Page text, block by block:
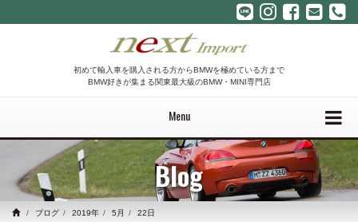
初めて輸入車を購入される方からBMWを極めている方まで
BMW好きが集まる関東最大級のBMW・MINI専門店
Menu
Blog
ブログ 2019年 5月 22日